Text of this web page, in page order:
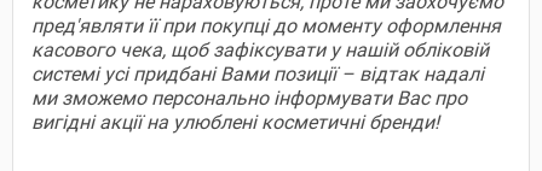
пред'являти її при покупці до моменту оформлення
касового чека, щоб зафіксувати у нашій обліковій
системі усі придбані Вами позиції – відтак надалі
ми зможемо персонально інформувати Вас про
вигідні акції на улюблені косметичні бренди!